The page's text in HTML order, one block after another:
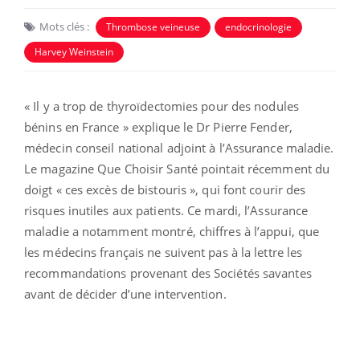
Mots clés : Thrombose veineuse
endocrinologie
Harvey Weinstein
« Il y a trop de thyroïdectomies pour des nodules
bénins en France » explique le Dr Pierre Fender,
médecin conseil national adjoint à l’Assurance maladie.
Le magazine Que Choisir Santé pointait récemment du
doigt « ces excès de bistouris », qui font courir des
risques inutiles aux patients. Ce mardi, l’Assurance
maladie a notamment montré, chiffres à l’appui, que
les médecins français ne suivent pas à la lettre les
recommandations provenant des Sociétés savantes
avant de décider d’une intervention.